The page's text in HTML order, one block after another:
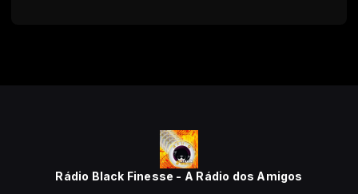
Rádio Black Finesse - A Rádio dos Amigos